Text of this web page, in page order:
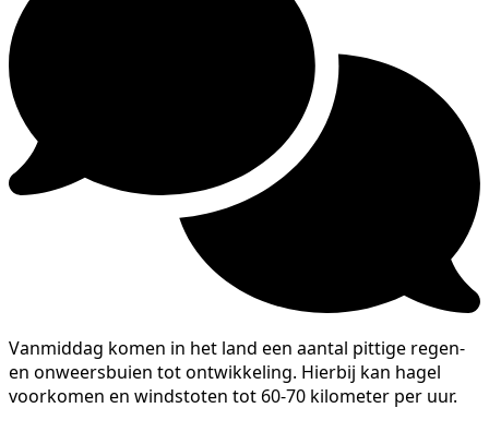
Vanmiddag komen in het land een aantal pittige regen-
en onweersbuien tot ontwikkeling. Hierbij kan hagel
voorkomen en windstoten tot 60-70 kilometer per uur.